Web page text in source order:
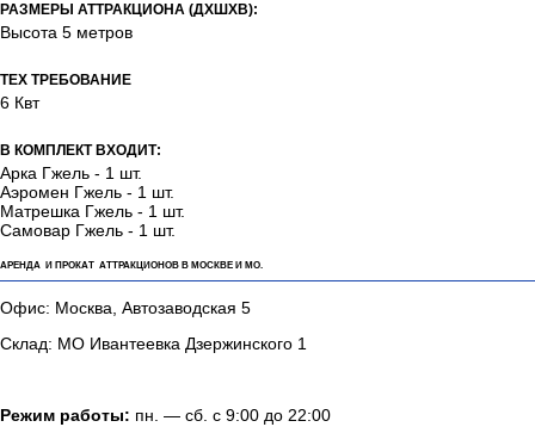
РАЗМЕРЫ АТТРАКЦИОНА (ДХШХВ):
Высота 5 метров
ТЕХ ТРЕБОВАНИЕ
6 Квт
В КОМПЛЕКТ ВХОДИТ:
Арка Гжель - 1 шт.
Аэромен Гжель - 1 шт.
Матрешка Гжель - 1 шт.
Самовар Гжель - 1 шт.
АРЕНДА И ПРОКАТ АТТРАКЦИОНОВ В МОСКВЕ И МО.
Офис: Москва, Автозаводская 5
Склад: МО Ивантеевка Дзержинского 1
Режим работы: пн. — сб. с 9:00 до 22:00